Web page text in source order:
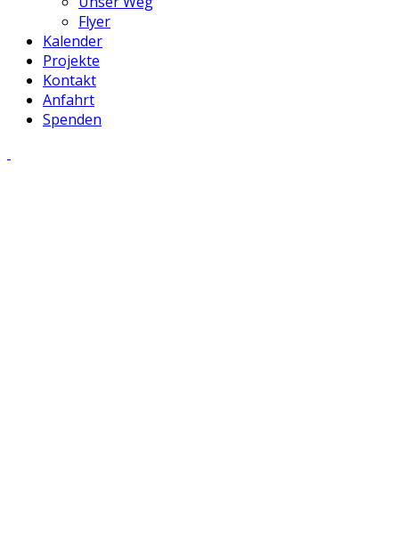
Flyer
Kalender
Projekte
Kontakt
Anfahrt
Spenden